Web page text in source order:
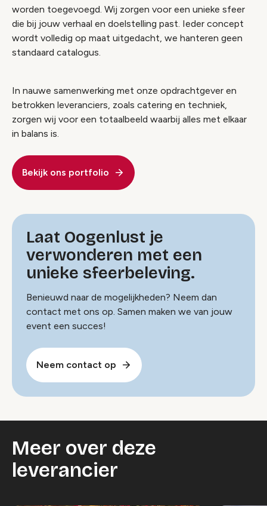
worden toegevoegd. Wij zorgen voor een unieke sfeer
die bij jouw verhaal en doelstelling past. Ieder concept
wordt volledig op maat uitgedacht, we hanteren geen
standaard catalogus.
In nauwe samenwerking met onze opdrachtgever en
betrokken leveranciers, zoals catering en techniek,
zorgen wij voor een totaalbeeld waarbij alles met elkaar
in balans is.
Bekijk ons portfolio
Laat Oogenlust je
verwonderen met een
unieke sfeerbeleving.
Benieuwd naar de mogelijkheden? Neem dan
contact met ons op. Samen maken we van jouw
event een succes!
Neem contact op
Meer over deze
leverancier